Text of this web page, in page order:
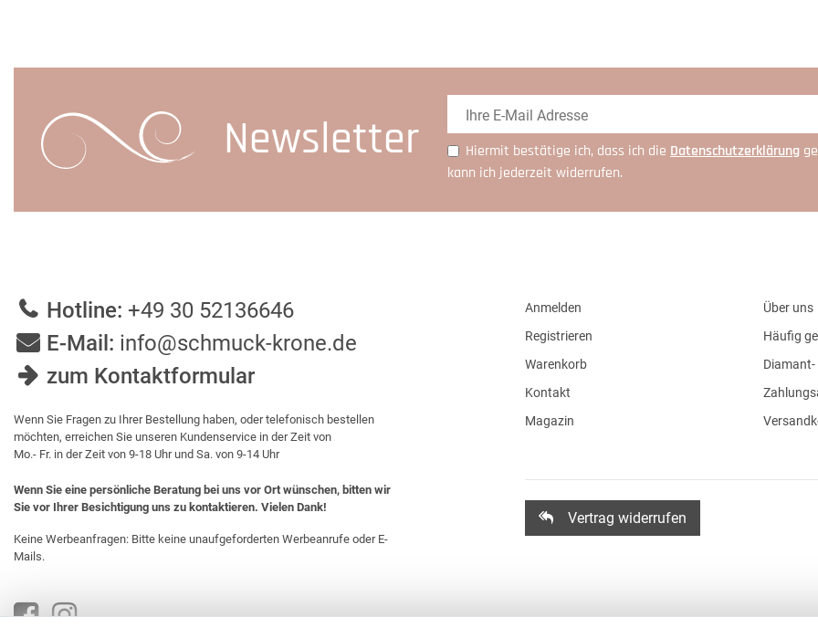
Newsletter Hiermit bestätige ich, dass ich die Daten­schutz­erklärung
kann ich jederzeit widerrufen.
Hotline: +49 30 52136646
E-Mail: info@schmuck-krone.de
zum Kontaktformular
Wenn Sie Fragen zu Ihrer Bestellung haben, oder telefonisch bestellen
möchten, erreichen Sie unseren Kundenservice in der Zeit von
Mo.- Fr. in der Zeit von 9-18 Uhr und Sa. von 9-14 Uhr
Wenn Sie eine persönliche Beratung bei uns vor Ort wünschen, bitten wir
Sie vor Ihrer Besichtigung uns zu kontaktieren. Vielen Dank!
Keine Werbeanfragen: Bitte keine unaufgeforderten Werbeanrufe oder E-
Mails.
Anmelden
Registrieren
Warenkorb
Kontakt
Magazin
Über uns
Häufig
Vertrag widerrufen